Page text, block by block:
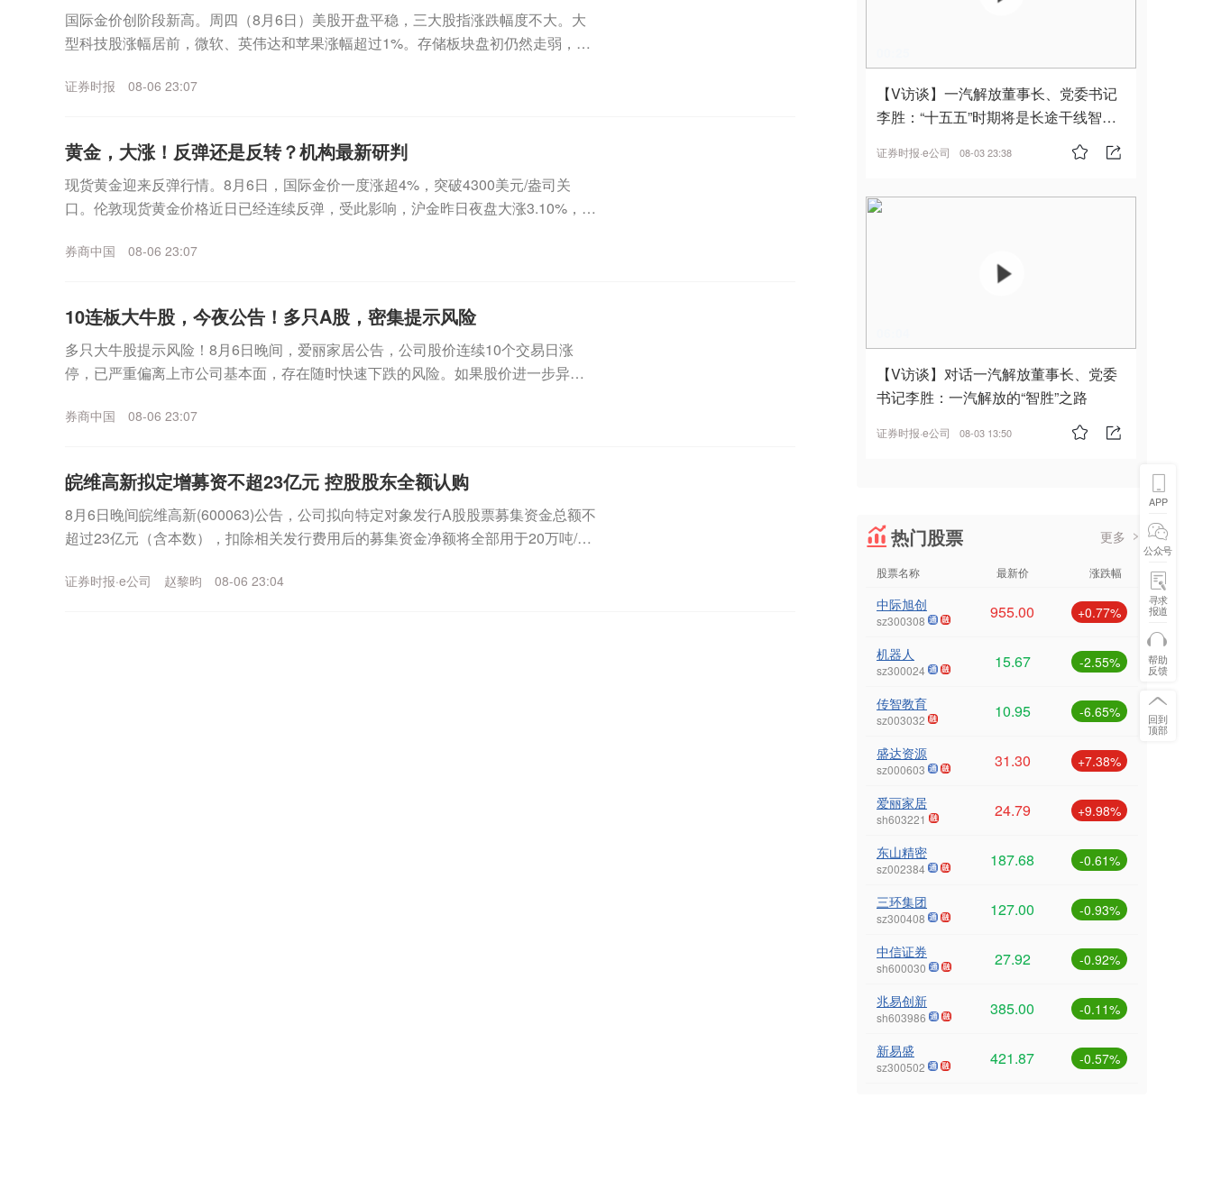
国际金价创阶段新高。周四（8月6日）美股开盘平稳，三大股指涨跌幅度不大。大
型科技股涨幅居前，微软、英伟达和苹果涨幅超过1%。存储板块盘初仍然走弱，SK
证券时报 08-06 23:07
黄金，大涨！反弹还是反转？机构最新研判
现货黄金迎来反弹行情。8月6日，国际金价一度涨超4%，突破4300美元/盎司关
口。伦敦现货黄金价格近日已经连续反弹，受此影响，沪金昨日夜盘大涨3.10%，今
券商中国 08-06 23:07
10连板大牛股，今夜公告！多只A股，密集提示风险
多只大牛股提示风险！8月6日晚间，爱丽家居公告，公司股价连续10个交易日涨
停，已严重偏离上市公司基本面，存在随时快速下跌的风险。如果股价进一步异常
券商中国 08-06 23:07
皖维高新拟定增募资不超23亿元 控股股东全额认购
8月6日晚间皖维高新(600063)公告，公司拟向特定对象发行A股股票募集资金总额不
超过23亿元（含本数），扣除相关发行费用后的募集资金净额将全部用于20万吨/年
证券时报·e公司 赵黎昀 08-06 23:04
【V访谈】一汽解放董事长、党委书记
李胜：“十五五”时期将是长途干线智能
证券时报·e公司 08-03 23:38
【V访谈】对话一汽解放董事长、党委
书记李胜：一汽解放的“智胜”之路
证券时报·e公司 08-03 13:50
热门股票 更多
股票名称 最新价 涨跌幅
中际旭创
sz300308 955.00 +0.77%
机器人
sz300024 15.67 -2.55%
传智教育
sz003032 10.95 -6.65%
盛达资源
sz000603 31.30 +7.38%
爱丽家居
sh603221 24.79 +9.98%
东山精密
sz002384 187.68 -0.61%
三环集团
sz300408 127.00 -0.93%
中信证券
sh600030 27.92 -0.92%
兆易创新
sh603986 385.00 -0.11%
新易盛
sz300502 421.87 -0.57%
APP
公众号
寻求
报道
帮助
反馈
回到
顶部